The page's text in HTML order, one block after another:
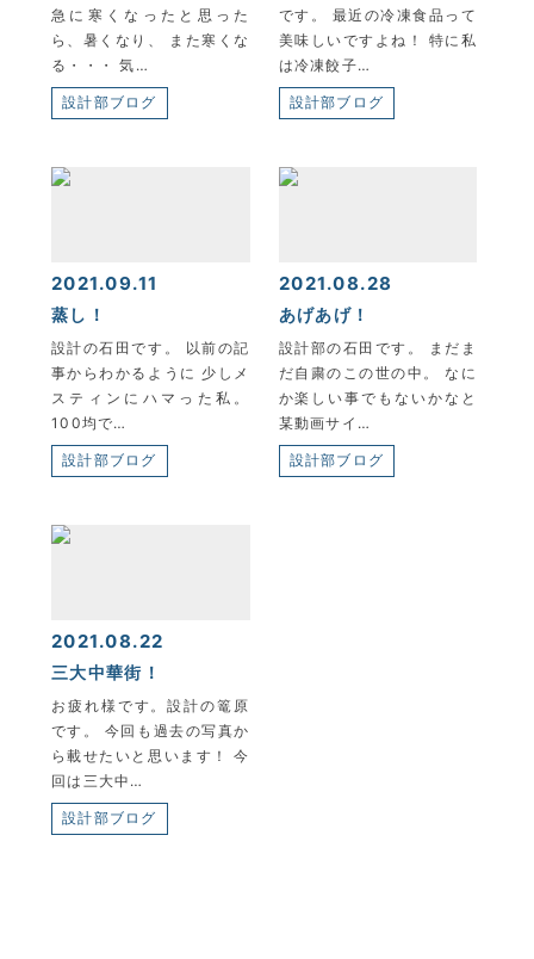
急に寒くなったと思った
ら、暑くなり、 また寒くな
る・・・ 気…
設計部ブログ
です。 最近の冷凍食品って
美味しいですよね！ 特に私
は冷凍餃子…
設計部ブログ
2021.09.11
蒸し！
設計の石田です。 以前の記
事からわかるように 少しメ
スティンにハマった私。
100均で…
設計部ブログ
2021.08.28
あげあげ！
設計部の石田です。 まだま
だ自粛のこの世の中。 なに
か楽しい事でもないかなと
某動画サイ…
設計部ブログ
2021.08.22
三大中華街！
お疲れ様です。設計の篭原
です。 今回も過去の写真か
ら載せたいと思います！ 今
回は三大中…
設計部ブログ